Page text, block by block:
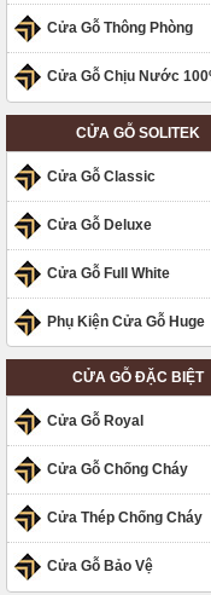
Cửa Gỗ Thông Phòng
Cửa Gỗ Chịu Nước
CỬA GỖ SOLITEK
Cửa Gỗ Classic
Cửa Gỗ Deluxe
Cửa Gỗ Full White
Phụ Kiện Cửa Gỗ Huge
CỬA GỖ ĐẶC BIỆT
Cửa Gỗ Royal
Cửa Gỗ Chống Cháy
Cửa Thép Chống Cháy
Cửa Gỗ Bảo Vệ